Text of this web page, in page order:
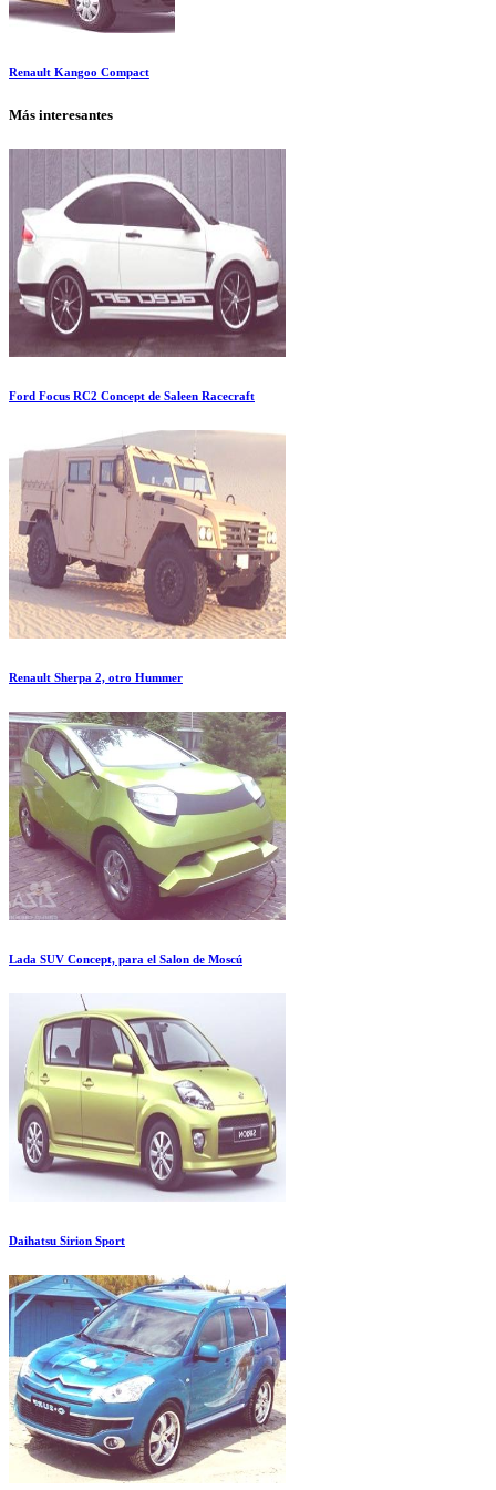
Renault Kangoo Compact
Más interesantes
Ford Focus RC2 Concept de Saleen Racecraft
Renault Sherpa 2, otro Hummer
Lada SUV Concept, para el Salon de Moscú
Daihatsu Sirion Sport